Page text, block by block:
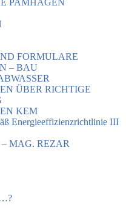
PAMHAGEN
FORMULARE
– BAU
ÜBER RICHTIGE
KEM
Energieeffizienzrichtlinie III
MAG. REZAR